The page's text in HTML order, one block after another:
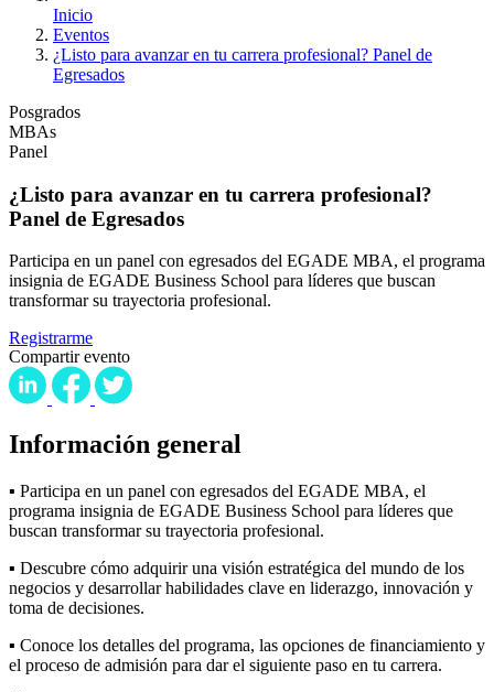
Inicio
Eventos
¿Listo para avanzar en tu carrera profesional? Panel de
Egresados
Posgrados
MBAs
Panel
¿Listo para avanzar en tu carrera profesional?
Panel de Egresados
Participa en un panel con egresados del EGADE MBA, el programa
insignia de EGADE Business School para líderes que buscan
transformar su trayectoria profesional.
Registrarme
Compartir evento
Información general
▪ Participa en un panel con egresados del EGADE MBA, el
programa insignia de EGADE Business School para líderes que
buscan transformar su trayectoria profesional.
▪ Descubre cómo adquirir una visión estratégica del mundo de los
negocios y desarrollar habilidades clave en liderazgo, innovación y
toma de decisiones.
▪ Conoce los detalles del programa, las opciones de financiamiento y
el proceso de admisión para dar el siguiente paso en tu carrera.